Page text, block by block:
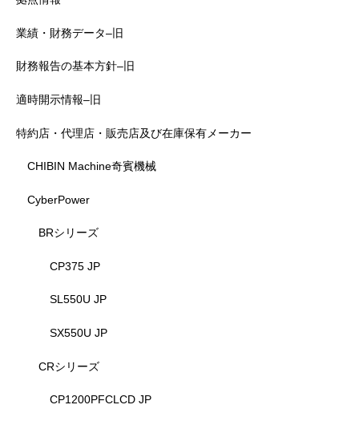
業績・財務データ–旧
財務報告の基本方針–旧
適時開示情報–旧
特約店・代理店・販売店及び在庫保有メーカー
CHIBIN Machine奇賓機械
CyberPower
BRシリーズ
CP375 JP
SL550U JP
SX550U JP
CRシリーズ
CP1200PFCLCD JP